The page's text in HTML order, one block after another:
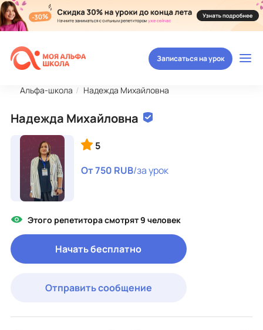
Записаться на урок
Альфа-школа Надежда Михайловна
Надежда Михайловна
5
От 750 RUB/за урок
Этого репетитора смотрят 9 человек
Начать бесплатно
Отправить сообщение